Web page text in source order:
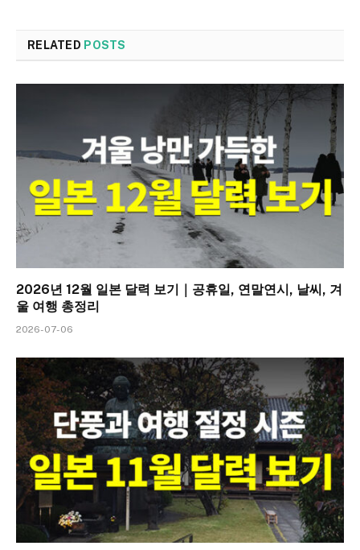
RELATED POSTS
2026년 12월 일본 달력 보기｜공휴일, 연말연시, 날씨, 겨
울 여행 총정리
2026-07-06